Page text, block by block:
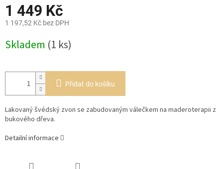
1 449 Kč
1 197,52 Kč bez DPH
cena:
Skladem (1 ks)
Přidat do košíku
Lakovaný švédský zvon se zabudovaným válečkem na maderoterapii z
bukového dřeva.
Detailní informace